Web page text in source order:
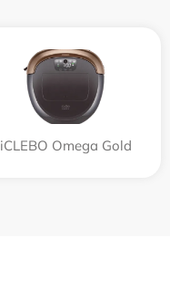
iCLEBO Omega Gold